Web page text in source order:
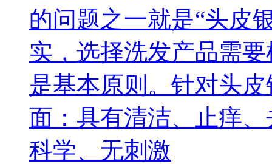
的问题之一就是“头皮
实，选择洗发产品需
是基本原则。针对头
面：具有清洁、止痒
科学、无刺激